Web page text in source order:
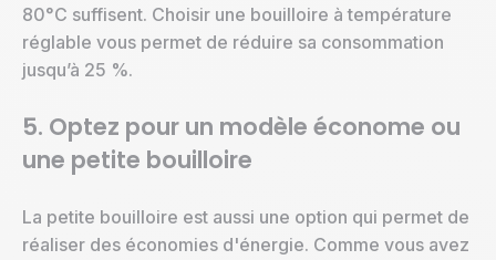
80°C suffisent. Choisir une bouilloire à température
réglable vous permet de réduire sa consommation
jusqu’à 25 %.
5. Optez pour un modèle économe ou
une petite bouilloire
La petite bouilloire est aussi une option qui permet de
réaliser des économies d'énergie. Comme vous avez